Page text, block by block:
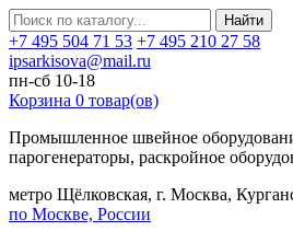
Найти
+7 495 504 71 53 +7 495 210 27 58
ipsarkisova@mail.ru
пн-сб 10-18
Корзина 0 товар(ов)
Промышленное швейное
парогенераторы, раскройное
метро Щёлковская, г. Москва,
по Москве, России